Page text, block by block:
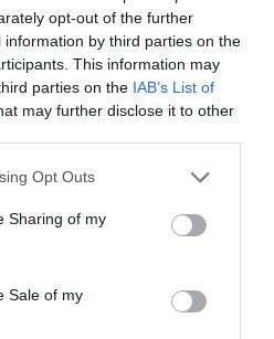
opt-out of the further
by third parties on the
This information may
parties on the IAB’s List of
may further disclose it to other
app uses one or more Google
behaviour. You may click to
and its third-party tags to
purposes in below Google
Opt Outs
Sharing of my
Sale of my
διαδικασία
«άνοιξε» η
για τις δηλώσεις Πόθεν
...
Οικονομία